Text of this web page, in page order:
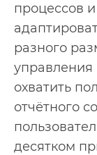
процессов
разного
управления
охватить
отчётного
десятком